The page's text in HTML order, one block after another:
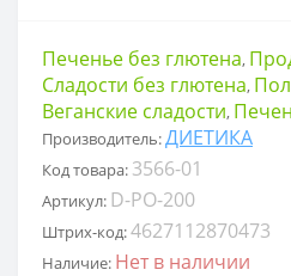
Печенье без глютена,
Сладости без глютена,
Веганские сладости,
Производитель:ДИЕТИКА
Код товара: 3566-01
Артикул: D-PO-200
Штрих-код:4627112870473
Наличие: Нет в наличии